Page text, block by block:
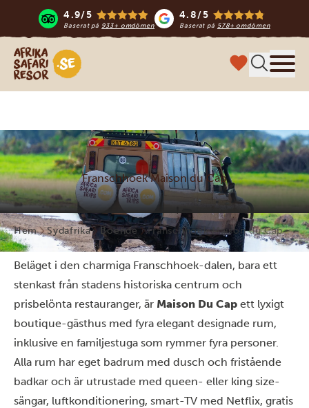
4.9/5
Baserat på 933+ omdömen
4.8/5
Baserat på 578+ omdömen
Safari-resor i Afrika
Franschhoek Maison du Cap
Hem Sydafrika Boende Franschhoek Maison du Cap
Beläget i den charmiga Franschhoek-dalen, bara ett
stenkast från stadens historiska centrum och
prisbelönta restauranger, är Maison Du Cap ett lyxigt
boutique-gästhus med fyra elegant designade rum,
inklusive en familjestuga som rymmer fyra personer.
Alla rum har eget badrum med dusch och fristående
badkar och är utrustade med queen- eller king size-
sängar, luftkonditionering, smart-TV med Netflix, gratis